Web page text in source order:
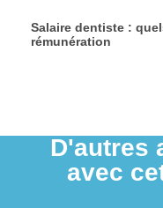
Salaire dentiste :
rémunération
D'autres
avec